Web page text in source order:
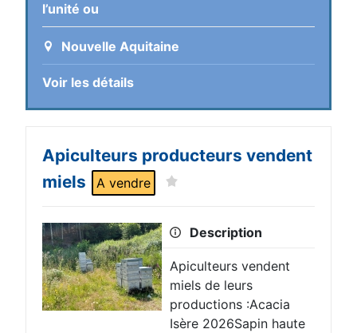
l’unité ou
Nouvelle Aquitaine
Voir les détails
Apiculteurs producteurs vendent
miels
A vendre
Description
Apiculteurs vendent
miels de leurs
productions :Acacia
Isère 2026Sapin haute